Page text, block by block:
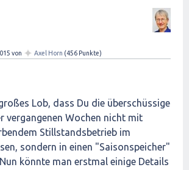
von ✦ Axel Horn (456 Punkte)
Lob, dass Du die überschüssige
vergangenen Wochen nicht mit
Stillstandsbetrieb im
sondern in einen "Saisonspeicher"
könnte man erstmal einige Details